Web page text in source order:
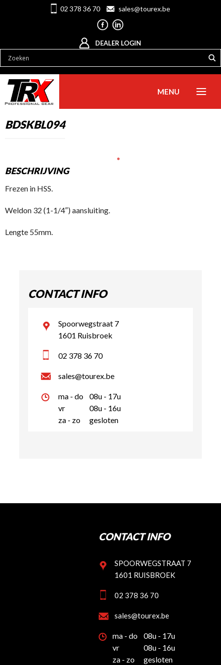
02 378 36 70 sales@tourex.be
DEALER LOGIN
MENU
BDSKBL094
BESCHRIJVING
Frezen in HSS.
Weldon 32 (1-1/4″) aansluiting.
Lengte 55mm.
CONTACT INFO
Spoorwegstraat 7
1601 Ruisbroek
02 378 36 70
sales@tourex.be
ma - do
08u - 17u
vr
08u - 16u
za - zo
gesloten
CONTACT INFO
SPOORWEGSTRAAT 7
1601 RUISBROEK
02 378 36 70
sales@tourex.be
ma - do
08u - 17u
vr
08u - 16u
za - zo
gesloten